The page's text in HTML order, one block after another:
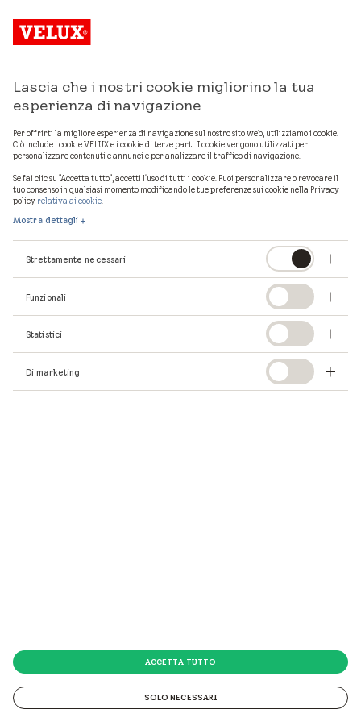
Lascia che i nostri cookie migliorino la tua
esperienza di navigazione
Per offrirti la migliore esperienza di navigazione sul nostro sito web, utilizziamo i cookie.
Ciò include i cookie VELUX e i cookie di terze parti. I cookie vengono utilizzati per
personalizzare contenuti e annunci e per analizzare il traffico di navigazione.
Se fai clic su "Accetta tutto", accetti l'uso di tutti i cookie. Puoi personalizzare o revocare il
tuo consenso in qualsiasi momento modificando le tue preferenze sui cookie nella Privacy
policy relativa ai cookie.
Mostra dettagli
Strettamente necessari
Funzionali
Statistici
Di marketing
SOLO NECESSARI
ACCETTA TUTTO
Mostra mappa
professionisti VELUX in provincia di Cremona
© 2026 VELUX Italia s.p.a. Via Strà 152 - 37030 Colognola ai Colli (VR) P.IVA 01337770232
© 2026 VELUX Italia s.p.a.